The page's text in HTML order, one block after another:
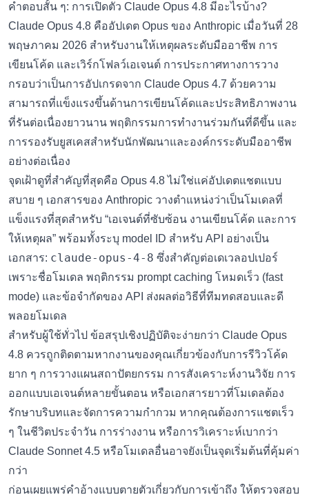
คำตอบสั้น ๆ: การเปิดตัว Claude Opus 4.8 มีอะไรบ้าง?
Claude Opus 4.8 คืออัปเดต Opus ของ Anthropic เมื่อวันที่ 28
พฤษภาคม 2026 สำหรับงานให้เหตุผลระดับมืออาชีพ การ
เขียนโค้ด และเวิร์กโฟลว์เอเจนต์ การประกาศทางการวาง
กรอบว่าเป็นการอัปเกรดจาก Claude Opus 4.7 ด้วยความ
สามารถที่แข็งแรงขึ้นด้านการเขียนโค้ดและประสิทธิภาพงาน
ที่รันต่อเนื่องยาวนาน พฤติกรรมการทำงานร่วมกันที่ดีขึ้น และ
การรองรับยูสเคสสำหรับนักพัฒนาและองค์กรระดับมืออาชีพ
อย่างต่อเนื่อง
จุดเฝ้าดูที่สำคัญที่สุดคือ Opus 4.8 ไม่ใช่แค่อัปเดตแชตแบบ
สบาย ๆ เอกสารของ Anthropic วางตำแหน่งว่าเป็นโมเดลที่
แข็งแรงที่สุดสำหรับ “เอเจนต์ที่ซับซ้อน งานเขียนโค้ด และการ
ให้เหตุผล” พร้อมทั้งระบุ model ID สำหรับ API อย่างเป็น
เอกสาร: claude-opus-4-8 ซึ่งสำคัญต่อเดเวลอปเปอร์
เพราะชื่อโมเดล พฤติกรรม prompt caching โหมดเร็ว (fast
mode) และข้อจำกัดของ API ส่งผลต่อวิธีที่ทีมทดสอบและดี
พลอยโมเดล
สำหรับผู้ใช้ทั่วไป ข้อสรุปเชิงปฏิบัติจะง่ายกว่า Claude Opus
4.8 ควรถูกติดตามหากงานของคุณเกี่ยวข้องกับการรีวิวโค้ด
ยาก ๆ การวางแผนสถาปัตยกรรม การสังเคราะห์งานวิจัย การ
ออกแบบเอเจนต์หลายขั้นตอน หรือเอกสารยาวที่โมเดลต้อง
รักษาบริบทและจัดการความกำกวม หากคุณต้องการแชตเร็ว
ๆ ในชีวิตประจำวัน การร่างงาน หรือการวิเคราะห์เบากว่า
Claude Sonnet 4.5 หรือโมเดลอื่นอาจยังเป็นจุดเริ่มต้นที่คุ้มค่า
กว่า
ก่อนเผยแพร่คำอ้างแบบตายตัวเกี่ยวกับการเข้าถึง ให้ตรวจสอบ